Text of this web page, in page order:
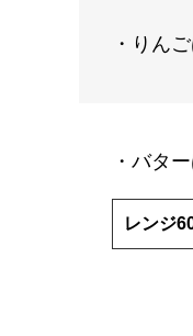
・りん
・バタ
レンジ